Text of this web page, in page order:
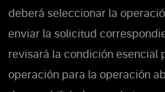
deberá seleccionar la
enviar la solicitud
revisará la condición esencial
operación para la operación